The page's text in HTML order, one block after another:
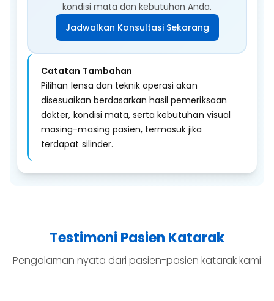
kondisi mata dan kebutuhan Anda.
Jadwalkan Konsultasi Sekarang
Catatan Tambahan
Pilihan lensa dan teknik operasi akan
disesuaikan berdasarkan hasil pemeriksaan
dokter, kondisi mata, serta kebutuhan visual
masing-masing pasien, termasuk jika
terdapat silinder.
Testimoni Pasien Katarak
Pengalaman nyata dari pasien-pasien katarak kami